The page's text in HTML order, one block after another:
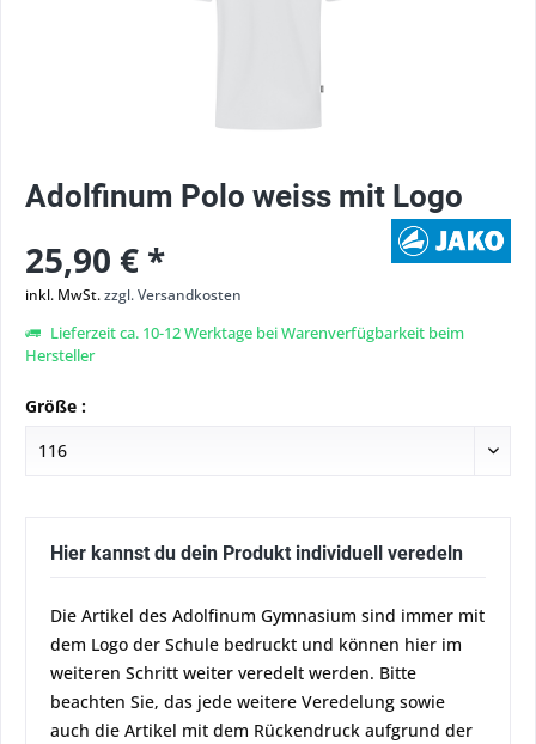
Adolfinum Polo weiss mit Logo
25,90 € *
inkl. MwSt.zzgl. Versandkosten
Lieferzeit ca. 10-12 Werktage bei Warenverfügbarkeit beim
Hersteller
Größe :
Hier kannst du dein Produkt individuell veredeln
Die Artikel des Adolfinum Gymnasium sind immer mit
dem Logo der Schule bedruckt und können hier im
weiteren Schritt weiter veredelt werden. Bitte
beachten Sie, das jede weitere Veredelung sowie
auch die Artikel mit dem Rückendruck aufgrund der